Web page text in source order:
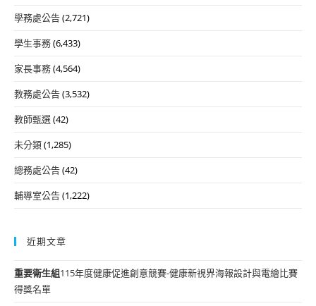
學務處公告(2,721)
學生事務(6,433)
家長事務(4,564)
教務處公告(3,532)
教師甄選(42)
未分類(1,285)
總務處公告(42)
輔導室公告(1,222)
近期文章
重要衛生組115年度健康促進創意競賽-健康新視界海報設計與電繪比賽
得獎名單